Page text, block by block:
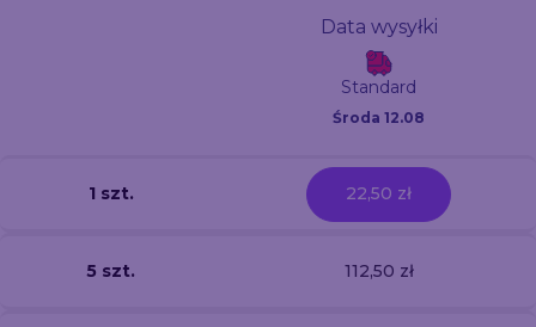
Data wysyłki
Standard
Środa 12.08
1 szt. 22,50 zł
5 szt. 112,50 zł